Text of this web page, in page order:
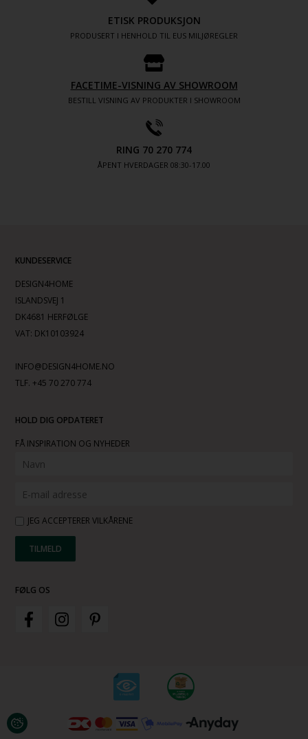
ETISK PRODUKSJON
PRODUSERT I HENHOLD TIL EUS MILJØREGLER
FACETIME-VISNING AV SHOWROOM
BESTILL VISNING AV PRODUKTER I SHOWROOM
RING 70 270 774
ÅPENT HVERDAGER 08:30-17.00
KUNDESERVICE
DESIGN4HOME
ISLANDSVEJ 1
DK4681 HERFØLGE
VAT: DK10103924
INFO@DESIGN4HOME.NO
TLF. +45 70 270 774
HOLD DIG OPDATERET
FÅ INSPIRATION OG NYHEDER
JEG ACCEPTERER VILKÅRENE
FØLG OS